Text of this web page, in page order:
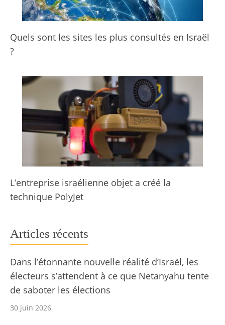
Quels sont les sites les plus consultés en Israël
?
L’entreprise israélienne objet a créé la
technique PolyJet
Articles récents
Dans l’étonnante nouvelle réalité d’Israël, les
électeurs s’attendent à ce que Netanyahu tente
de saboter les élections
30 juin 2026